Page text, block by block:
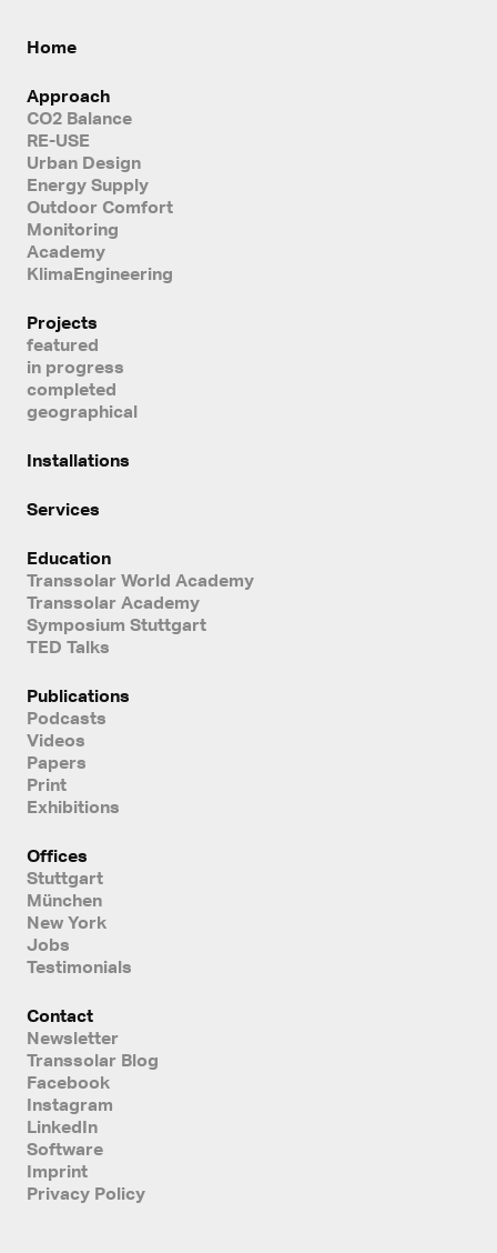
Home
Approach
CO2 Balance
RE-USE
Urban Design
Energy Supply
Outdoor Comfort
Monitoring
Academy
KlimaEngineering
Projects
featured
in progress
completed
geographical
Installations
Services
Education
Transsolar World Academy
Transsolar Academy
Symposium Stuttgart
TED Talks
Publications
Podcasts
Videos
Papers
Print
Exhibitions
Offices
Stuttgart
München
New York
Jobs
Testimonials
Contact
Newsletter
Transsolar Blog
Facebook
Instagram
LinkedIn
Software
Imprint
Privacy Policy